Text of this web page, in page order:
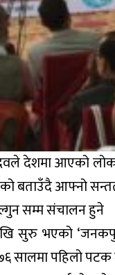
देशमा आएको
बताउँदै आफ्नो
सम्म संचालन हुने
सुरु भएको
सालमा पहिलो